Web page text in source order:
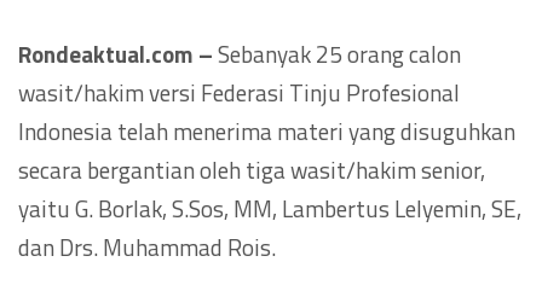
Rondeaktual.com –Sebanyak 25 orang calon
wasit/hakim versi Federasi Tinju Profesional
Indonesia telah menerima materi yang disuguhkan
secara bergantian oleh tiga wasit/hakim senior,
yaitu G. Borlak, S.Sos, MM, Lambertus Lelyemin, SE,
dan Drs. Muhammad Rois.